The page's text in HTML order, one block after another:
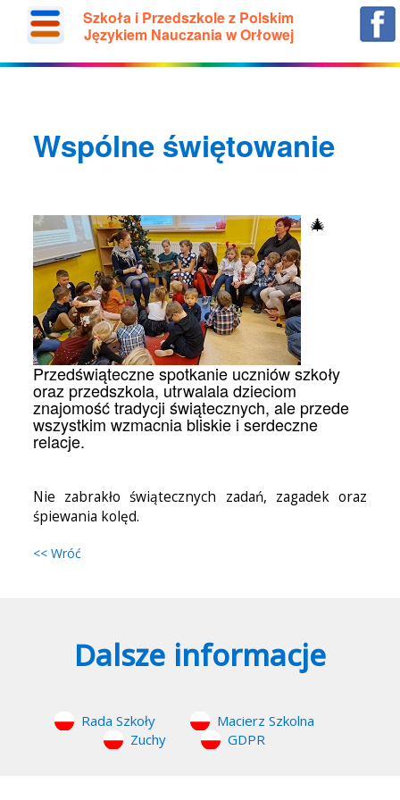
Szkoła i Przedszkole z Polskim
Językiem Nauczania w Orłowej
Wspólne świętowanie
🎄
Przedświąteczne spotkanie uczniów szkoły
oraz przedszkola, utrwalala dzieciom
znajomość tradycji świątecznych, ale przede
wszystkim wzmacnia bliskie i serdeczne
relacje.
Nie zabrakło świątecznych zadań, zagadek oraz
śpiewania kolęd.
<< Wróć
Dalsze informacje
Rada Szkoły
Macierz Szkolna
Zuchy
GDPR